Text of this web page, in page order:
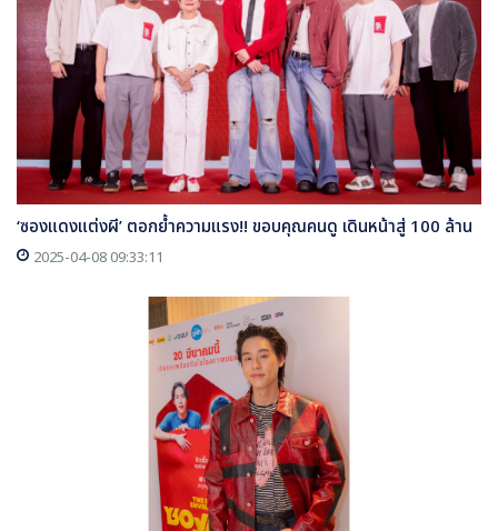
‘ซองแดงแต่งผี’ ตอกย้ำความแรง!! ขอบคุณคนดู เดินหน้าสู่ 100 ล้าน
2025-04-08 09:33:11